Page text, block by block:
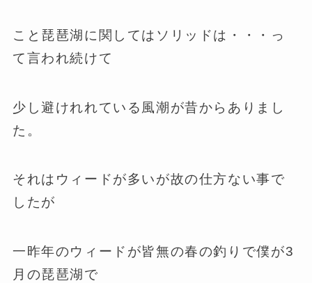
こと琵琶湖に関してはソリッドは・・・っ
て言われ続けて
少し避けれれている風潮が昔からありまし
た。
それはウィードが多いが故の仕方ない事で
したが
一昨年のウィードが皆無の春の釣りで僕が3
月の琵琶湖で